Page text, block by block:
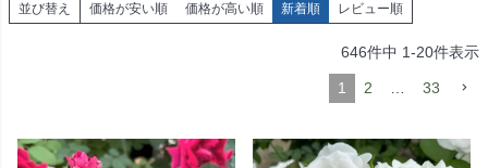
並び替え 価格が安い順 価格が高い順 新着順 レビュー順
646件中 1-20件表示
1 2 … 33